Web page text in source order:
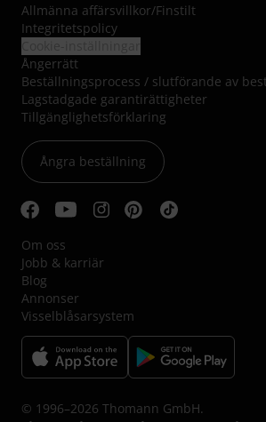
Allmänna affärsvillkor/Finstilt
Integritetspolicy
Ångerrätt
Beställningsprocess / slutförande av
Lagstadgade garantirättigheter
Tillgänglighetsförklaring
Ångra beställning
Om oss
Jobb & karriär
Blog
Annonser
Visselblåsarsystem
© 1996–2026 Thomann GmbH.